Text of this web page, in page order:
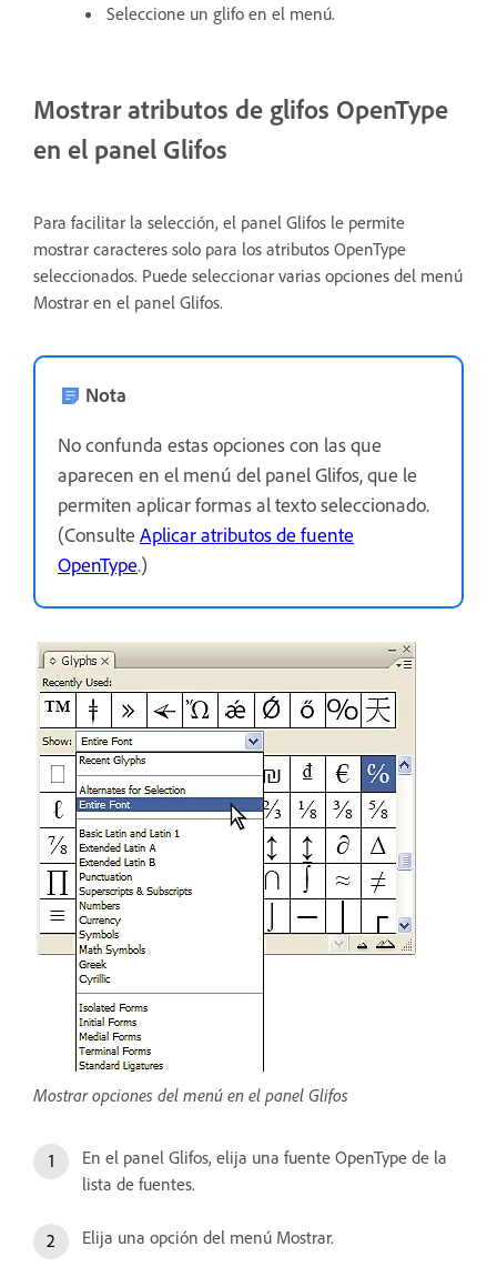
Seleccione un glifo en el menú.
Mostrar atributos de glifos OpenType
en el panel Glifos
Para facilitar la selección, el panel Glifos le permite
mostrar caracteres solo para los atributos OpenType
seleccionados. Puede seleccionar varias opciones del menú
Mostrar en el panel Glifos.
Nota
No confunda estas opciones con las que
aparecen en el menú del panel Glifos, que le
permiten aplicar formas al texto seleccionado.
(Consulte Aplicar atributos de fuente
OpenType.)
Mostrar opciones del menú en el panel Glifos
En el panel Glifos, elija una fuente OpenType de la
lista de fuentes.
Elija una opción del menú Mostrar.